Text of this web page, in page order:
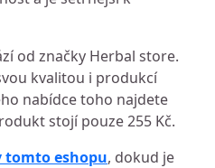
od značky Herbal store.
kvalitou i produkcí
nabídce toho najdete
stojí pouze 255 Kč.
tomto eshopu, dokud je